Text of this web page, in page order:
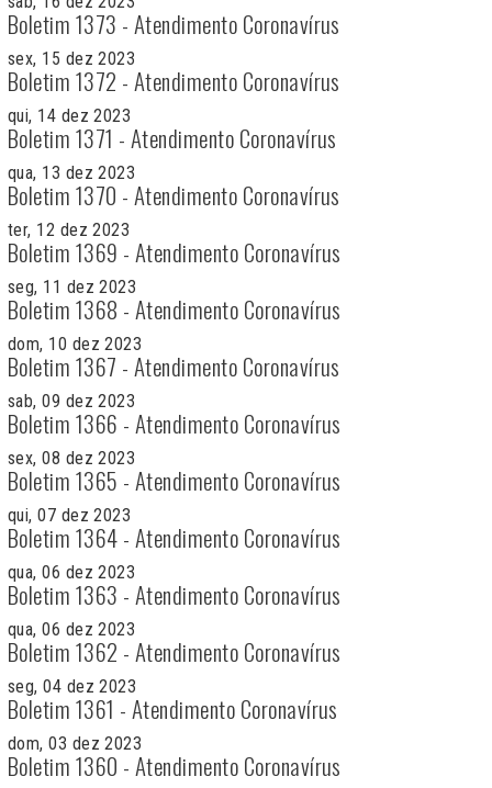
Boletim 1373 - Atendimento Coronavírus
sex, 15 dez 2023
Boletim 1372 - Atendimento Coronavírus
qui, 14 dez 2023
Boletim 1371 - Atendimento Coronavírus
qua, 13 dez 2023
Boletim 1370 - Atendimento Coronavírus
ter, 12 dez 2023
Boletim 1369 - Atendimento Coronavírus
seg, 11 dez 2023
Boletim 1368 - Atendimento Coronavírus
dom, 10 dez 2023
Boletim 1367 - Atendimento Coronavírus
sab, 09 dez 2023
Boletim 1366 - Atendimento Coronavírus
sex, 08 dez 2023
Boletim 1365 - Atendimento Coronavírus
qui, 07 dez 2023
Boletim 1364 - Atendimento Coronavírus
qua, 06 dez 2023
Boletim 1363 - Atendimento Coronavírus
qua, 06 dez 2023
Boletim 1362 - Atendimento Coronavírus
seg, 04 dez 2023
Boletim 1361 - Atendimento Coronavírus
dom, 03 dez 2023
Boletim 1360 - Atendimento Coronavírus